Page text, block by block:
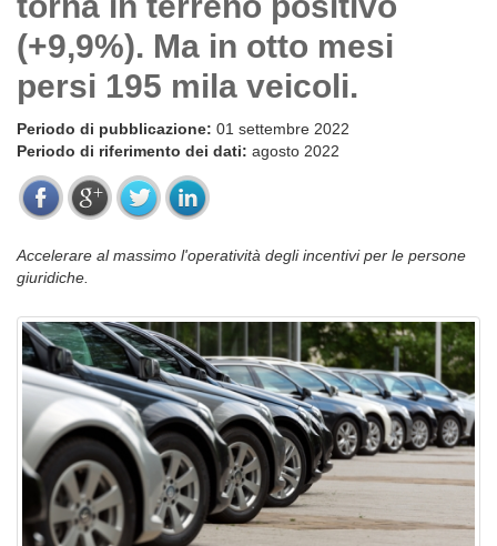
(+9,9%). Ma in otto mesi
persi 195 mila veicoli.
Periodo di pubblicazione: 01 settembre 2022
Periodo di riferimento dei dati: agosto 2022
Accelerare al massimo l'operatività degli incentivi per le persone
giuridiche.